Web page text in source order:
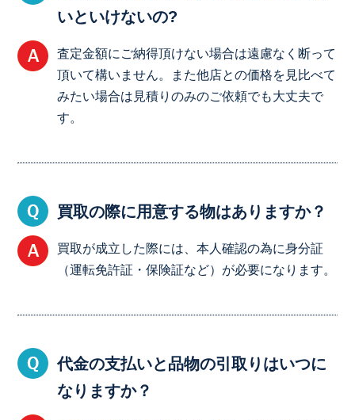
いといけないの?
査定金額にご納得頂けない場合は遠慮なく断って
頂いて構いません。また他店との価格を見比べて
みたい場合は見積りのみのご依頼でも大丈夫で
す。
買取の際に用意する物はありますか？
買取が成立した際には、本人確認の為に身分証
（運転免許証・保険証など）が必要になります。
代金の支払いと品物の引取りはいつに
なりますか？